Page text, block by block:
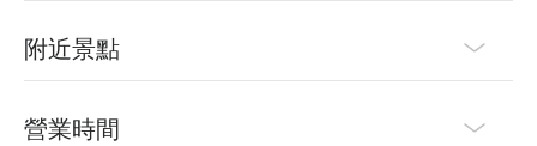
附近景點
營業時間